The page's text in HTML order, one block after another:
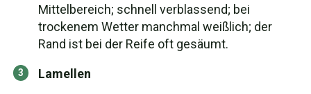
Mittelbereich; schnell verblassend; bei
trockenem Wetter manchmal weißlich; der
Rand ist bei der Reife oft gesäumt.
Lamellen